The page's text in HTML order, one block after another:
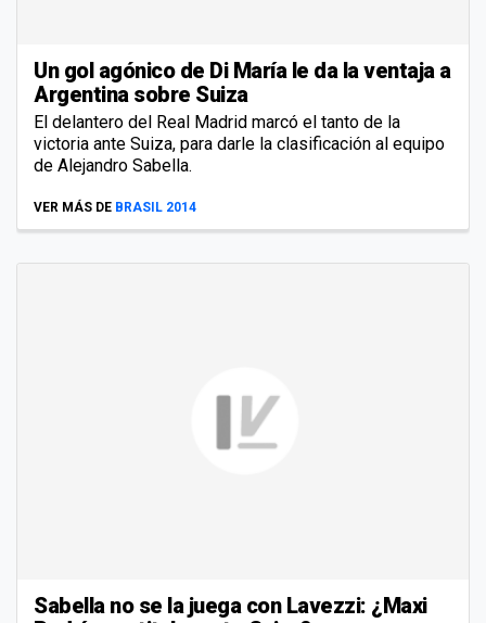
Un gol agónico de Di María le da la ventaja a
Argentina sobre Suiza
El delantero del Real Madrid marcó el tanto de la
victoria ante Suiza, para darle la clasificación al equipo
de Alejandro Sabella.
VER MÁS DE BRASIL 2014
Sabella no se la juega con Lavezzi: ¿Maxi